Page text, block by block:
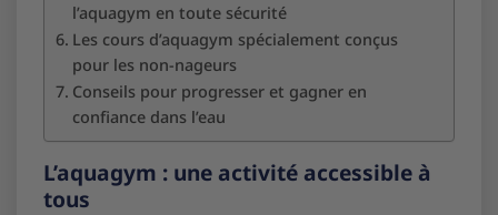
l’aquagym en toute sécurité
Les cours d’aquagym spécialement conçus
pour les non-nageurs
Conseils pour progresser et gagner en
confiance dans l’eau
L’aquagym : une activité accessible à
tous